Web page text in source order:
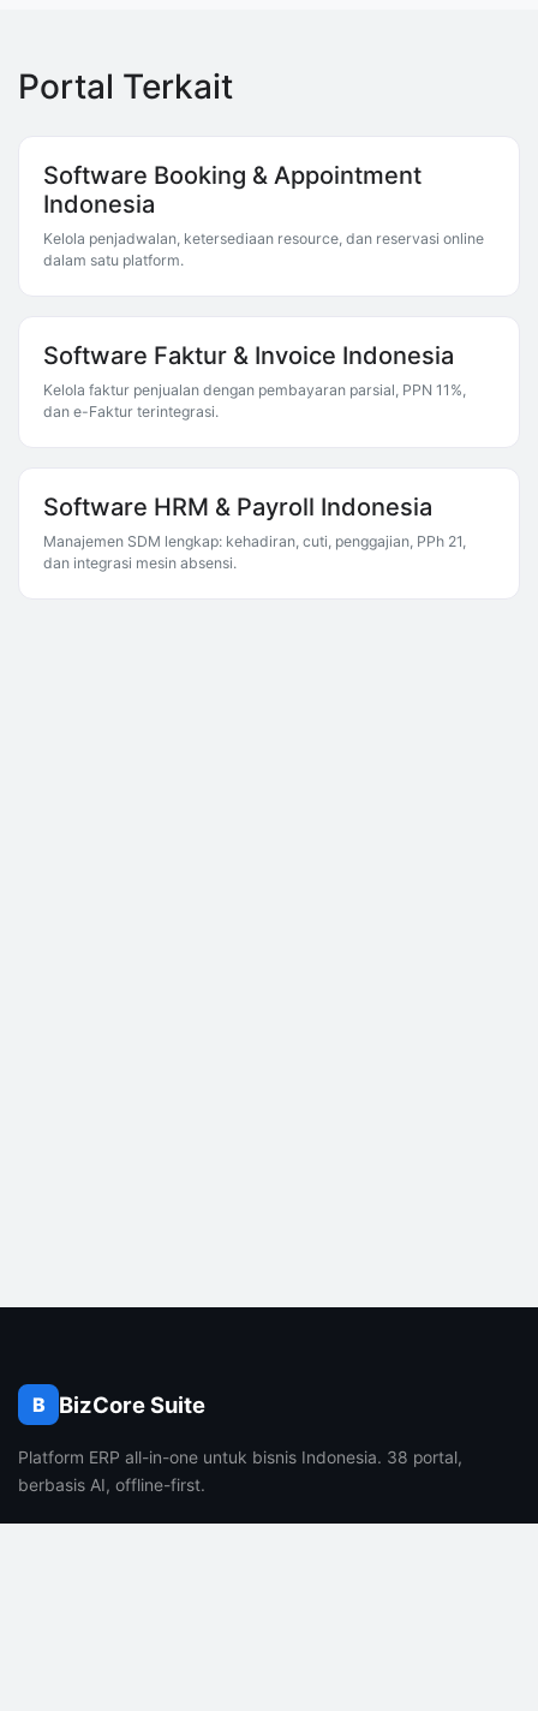
Portal Terkait
Software Booking & Appointment
Indonesia
Kelola penjadwalan, ketersediaan resource, dan reservasi online
dalam satu platform.
Software Faktur & Invoice Indonesia
Kelola faktur penjualan dengan pembayaran parsial, PPN 11%,
dan e-Faktur terintegrasi.
Software HRM & Payroll Indonesia
Manajemen SDM lengkap: kehadiran, cuti, penggajian, PPh 21,
dan integrasi mesin absensi.
B BizCore Suite
Platform ERP all-in-one untuk bisnis Indonesia. 38 portal,
berbasis AI, offline-first.